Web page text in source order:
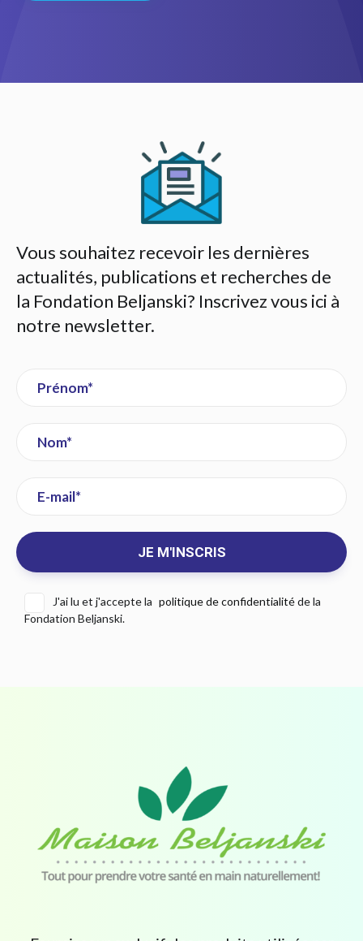
Vous souhaitez recevoir les dernières
actualités, publications et recherches de
la Fondation Beljanski? Inscrivez vous ici à
notre newsletter.
J'ai lu et j'accepte la politique de confidentialitéde la
Fondation Beljanski.